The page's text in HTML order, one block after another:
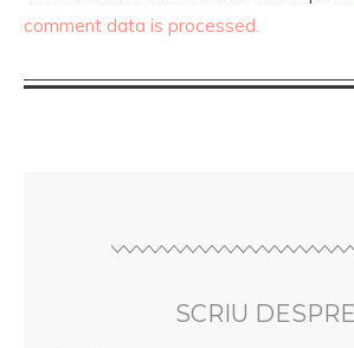
comment data is processed.
SCRIU DESPRE